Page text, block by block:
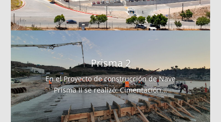
Prisma 2
En el Proyecto de construcción de Nave
Prisma II se realizó: Cimentación...